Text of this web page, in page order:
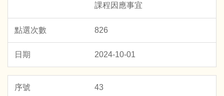
課程因應事宜
826
2024-10-01
43